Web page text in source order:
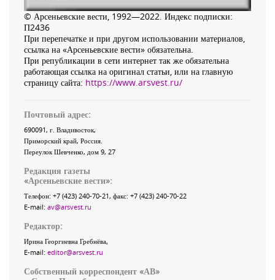
© Арсеньевские вести, 1992—2022. Индекс подписки:
П2436
При перепечатке и при другом использовании материалов,
ссылка на «Арсеньевские вести» обязательна.
При републикации в сети интернет так же обязательна
работающая ссылка на оригинал статьи, или на главную
страницу сайта: https://www.arsvest.ru/
Почтовый адрес:
690091, г. Владивосток,
Приморский край, Россия
Переулок Шевченко, дом 9, 27
Редакция газеты
«Арсеньевские вести»:
Телефон: +7 (423) 240-70-21, факс: +7 (423) 240-70-22
E-mail: av@arsvest.ru
Редактор:
Ирина Георгиевна Гребнёва,
E-mail: editor@arsvest.ru
Собственный корреспондент «АВ»